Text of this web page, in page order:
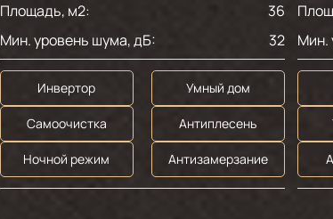
Площадь, м2:
36
Мин. уровень шума, дБ:
32
Инвертор Умный дом
Самоочистка Антиплесень
Ночной режим Антизамерзание
Мин.